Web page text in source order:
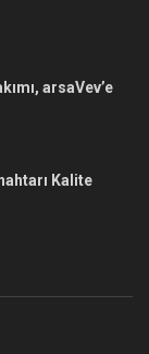
arsaVev’e
Kalite